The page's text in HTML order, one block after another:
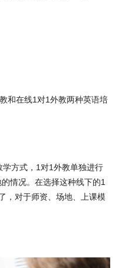
和在线1对1外教两种英语培
。
方式，1对1外教单独进行
情况。在选择这种线下的1
，对于师资、场地、上课模